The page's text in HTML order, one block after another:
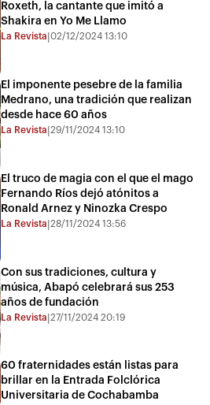
Roxeth, la cantante que imitó a
Shakira en Yo Me Llamo
La Revista |02/12/2024 13:10
El imponente pesebre de la familia
Medrano, una tradición que realizan
desde hace 60 años
La Revista |29/11/2024 13:10
El truco de magia con el que el mago
Fernando Ríos dejó atónitos a
Ronald Arnez y Ninozka Crespo
La Revista |28/11/2024 13:56
Con sus tradiciones, cultura y
música, Abapó celebrará sus 253
años de fundación
La Revista |27/11/2024 20:19
60 fraternidades están listas para
brillar en la Entrada Folclórica
Universitaria de Cochabamba